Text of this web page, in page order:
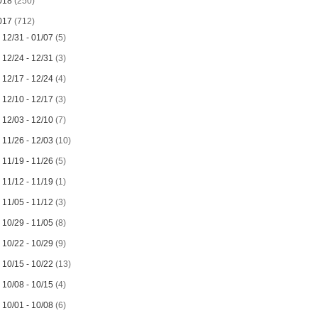
(712)
12/31 - 01/07(5)
12/24 - 12/31(3)
12/17 - 12/24(4)
12/10 - 12/17(3)
12/03 - 12/10(7)
11/26 - 12/03(10)
11/19 - 11/26(5)
11/12 - 11/19(1)
11/05 - 11/12(3)
10/29 - 11/05(8)
10/22 - 10/29(9)
10/15 - 10/22(13)
10/08 - 10/15(4)
10/01 - 10/08(6)